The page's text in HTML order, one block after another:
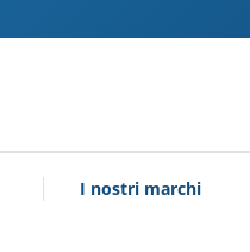
I nostri marchi